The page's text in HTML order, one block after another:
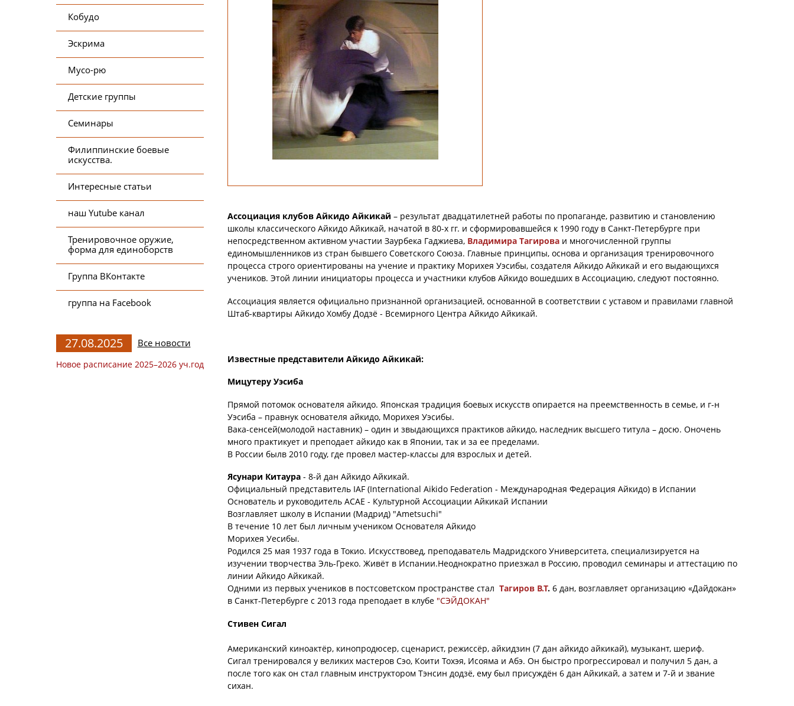
Кобудо
Эскрима
Мусо-рю
Детские группы
Семинары
Филиппинские боевые
искусства.
Интересные статьи
наш Yutube канал
Тренировочное оружие,
форма для единоборств
Группа ВКонтакте
группа на Facebook
27.08.2025 Все новости
Новое расписание 2025–2026 уч.год
Ассоциация клубов Айкидо Айкикай – результат двадцатилетней работы по пропаганде, развитию и становлению
школы классического Айкидо Айкикай, начатой в 80-х гг. и сформировавшейся к 1990 году в Санкт-Петербурге при
непосредственном активном участии Заурбека Гаджиева, Владимира Тагирова и многочисленной группы
единомышленников из стран бывшего Советского Союза. Главные принципы, основа и организация тренировочного
процесса строго ориентированы на учение и практику Морихея Уэсибы, создателя Айкидо Айкикай и его выдающихся
учеников. Этой линии инициаторы процесса и участники клубов Айкидо вошедших в Ассоциацию, следуют постоянно.
Ассоциация является официально признанной организацией, основанной в соответствии с уставом и правилами главной
Штаб-квартиры Айкидо Хомбу Додзё - Всемирного Центра Айкидо Айкикай.
Известные представители Айкидо Айкикай:
Мицутеру Уэсиба
Прямой потомок основателя айкидо. Японская традиция боевых искусств опирается на преемственность в семье, и г-н
Уэсиба – правнук основателя айкидо, Морихея Уэсибы.
Вака-сенсей(молодой наставник) – один и звыдающихся практиков айкидо, наследник высшего титула – досю. Оночень
много практикует и преподает айкидо как в Японии, так и за ее пределами.
В России былв 2010 году, где провел мастер-классы для взрослых и детей.
Ясунари Китаура- 8-й дан Айкидо Айкикай.
Официальный представитель IAF (International Aikido Federation - Международная Федерация Айкидо) в Испании
Основатель и руководитель АСАЕ - Культурной Ассоциации Айкикай Испании
Возглавляет школу в Испании (Мадрид) "Ametsuchi"
В течение 10 лет был личным учеником Основателя Айкидо
Морихея Уесибы.
Родился 25 мая 1937 года в Токио. Искусствовед, преподаватель Мадридского Университета, специализируется на
изучении творчества Эль-Греко. Живёт в Испании.Неоднократно приезжал в Россию, проводил семинары и аттестацию по
линии Айкидо Айкикай.
Одними из первых учеников в постсоветском пространстве стал Тагиров В.Т.6 дан, возглавляет организацию «Дайдокан»
в Санкт-Петербурге с 2013 года преподает в клубе "СЭЙДОКАН"
Стивен Сигал
Американский киноактёр, кинопродюсер, сценарист, режиссёр, айкидзин (7 дан айкидо айкикай), музыкант, шериф.
Сигал тренировался у великих мастеров Сэо, Коити Тохэя, Исояма и Абэ. Он быстро прогрессировал и получил 5 дан, а
после того как он стал главным инструктором Тэнсин додзё, ему был присуждён 6 дан Айкикай, а затем и 7-й и звание
сихан.